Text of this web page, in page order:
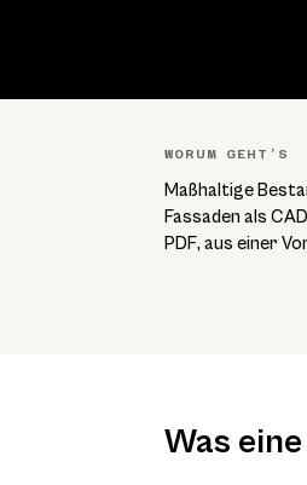
WORUM GEHT’S
Maßhaltige
Fassaden als
PDF, aus einer
Was